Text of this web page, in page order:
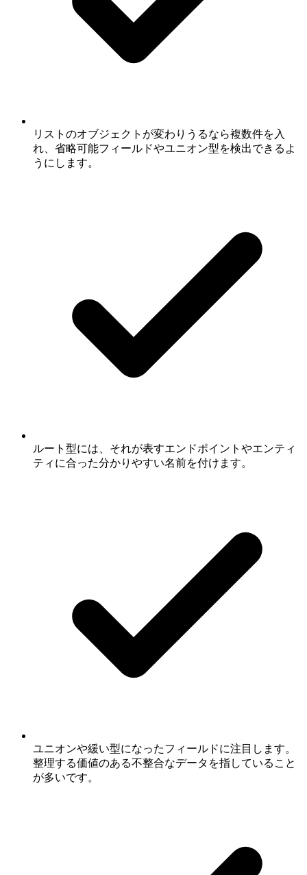
リストのオブジェクトが変わりうるなら複数件を入
れ、省略可能フィールドやユニオン型を検出できるよ
うにします。
ルート型には、それが表すエンドポイントやエンティ
ティに合った分かりやすい名前を付けます。
ユニオンや緩い型になったフィールドに注目します。
整理する価値のある不整合なデータを指していること
が多いです。